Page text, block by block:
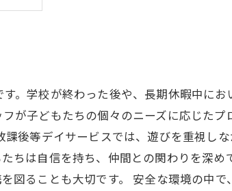
。学校が終わった後や、長期休暇中にお
が子どもたちの個々のニーズに応じたプ
後等デイサービスでは、遊びを重視しな
ちは自信を持ち、仲間との関わりを深め
図ることも大切です。 安全な環境の中で